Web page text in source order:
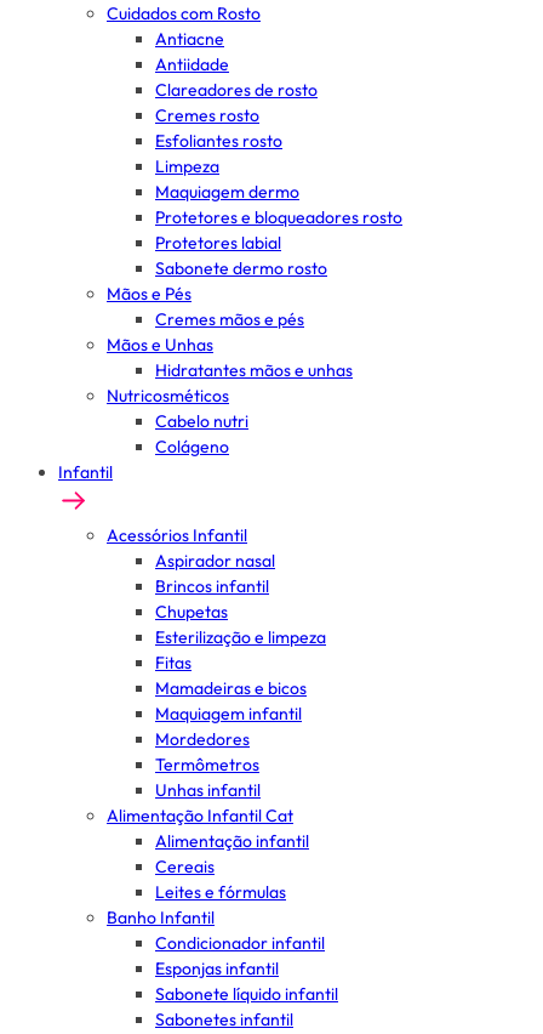
Cuidados com Rosto
Antiacne
Antiidade
Clareadores de rosto
Cremes rosto
Esfoliantes rosto
Limpeza
Maquiagem dermo
Protetores e bloqueadores rosto
Protetores labial
Sabonete dermo rosto
Mãos e Pés
Cremes mãos e pés
Mãos e Unhas
Hidratantes mãos e unhas
Nutricosméticos
Cabelo nutri
Colágeno
Infantil
Acessórios Infantil
Aspirador nasal
Brincos infantil
Chupetas
Esterilização e limpeza
Fitas
Mamadeiras e bicos
Maquiagem infantil
Mordedores
Termômetros
Unhas infantil
Alimentação Infantil Cat
Alimentação infantil
Cereais
Leites e fórmulas
Banho Infantil
Condicionador infantil
Esponjas infantil
Sabonete líquido infantil
Sabonetes infantil